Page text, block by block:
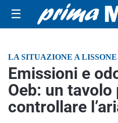
☰
LA SITUAZIONE A LISSONE
Emissioni e
Oeb: un tavolo
controllare